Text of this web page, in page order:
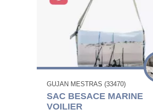
GUJAN MESTRAS (33470)
SAC BESACE MARINE
VOILIER